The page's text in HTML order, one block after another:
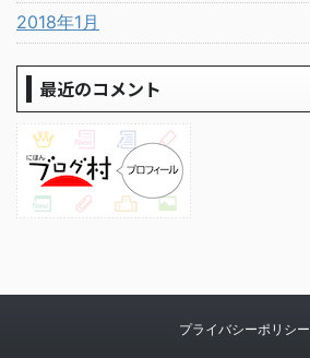
2018年1月
最近のコメント
プライバシーポリシー